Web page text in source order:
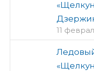
11